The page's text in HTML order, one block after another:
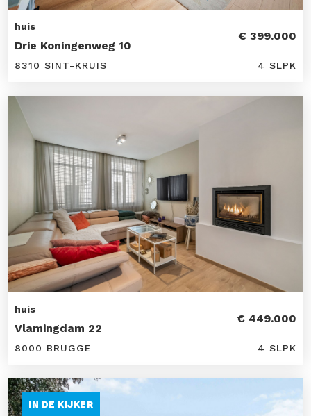
huis
Drie Koningenweg 10
€ 399.000
8310 SINT-KRUIS 4 SLPK
huis
Vlamingdam 22
€ 449.000
8000 BRUGGE 4 SLPK
IN DE KIJKER